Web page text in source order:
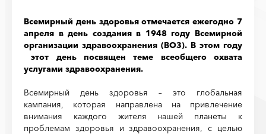
Всемирный день здоровья отмечается ежегодно 7
апреля в день создания в 1948 году Всемирной
организации здравоохранения (ВОЗ). В этом году
этот день посвящен теме всеобщего охвата
услугами здравоохранения.
Всемирный день здоровья – это глобальная
кампания, которая направлена на привлечение
внимания каждого жителя нашей планеты к
проблемам здоровья и здравоохранения, с целью